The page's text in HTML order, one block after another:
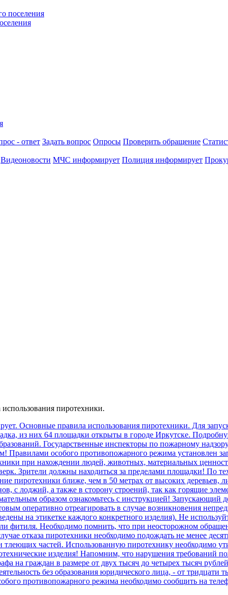
поселения
- ответ Задать вопрос Опросы Проверить обращение
Видеоновости МЧС информирует Полиция информирует
пиротехники.
Основные правила использования пиротехники. Для
из них 64 площадки открыты в городе Иркутске.
Государственные инспекторы по пожарному
Правилами особого противопожарного режима установлен
при нахождении людей, животных, материальных
Зрители должны находиться за пределами площадки! По
пиротехники ближе, чем в 50 метрах от высоких деревьев,
с лоджий, а также в сторону строений, так как горящие
образом ознакомьтесь с инструкцией! Запускающий
оперативно отреагировать в случае возникновения
на этикетке каждого конкретного изделия). Не
фитиля. Необходимо помнить, что при неосторожном
отказа пиротехники необходимо подождать не менее
тлеющих частей. Использованную пиротехнику необходимо
изделия! Напомним, что нарушения требований
на граждан в размере от двух тысяч до четырех тысяч
без образования юридического лица, - от тридцати
противопожарного режима необходимо сообщить на